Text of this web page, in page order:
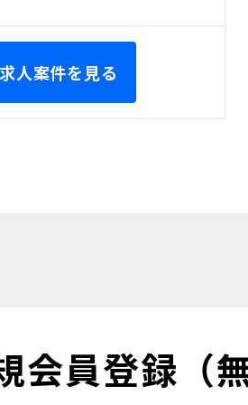
人案件を見る
会員登録（